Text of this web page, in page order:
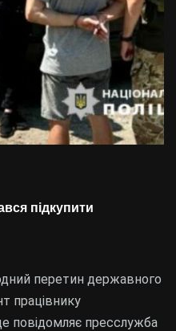
підкупити
перетин державного
працівнику
повідомляє пресслужба